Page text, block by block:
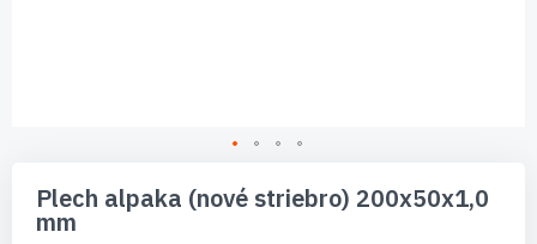
začiatok
galérie
Plech alpaka (nové striebro) 200x50x1,0
mm